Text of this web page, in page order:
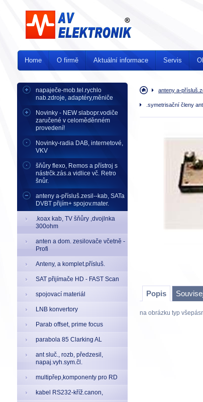
napaječe-mob.tel.rychlo
nab.zdroje, adaptéry,měniče
Novinky - NEW slabopr.vodiče
zaručené v celoměděnném
provedení!
Novinky-radia DAB, internetové,
VKV
šňůry flexo, Remos a přístroj s
nástrčk.zás.a vidlice vč. Retro
šnůr.
anteny a-přísluš.zesil--kab, SATa
DVBT přijím+ spojov.mater.
.koax kab, TV šňůry ,dvojlnka
300ohm
anten a dom. zesilovače včetně -
Profi
Anteny, a komplet.přísluš.
SAT přijímače HD - FAST Scan
spojovací materiál
LNB konvertory
Parab offset, prime focus
parabola 85 Clarking AL
ant sluč., rozb, předzesil,
napaj.vyh.sym.čl.
multipřep,komponenty pro RD
kabel RS232-kříž.canon,
Úvodní
stránka
anteny a-
.symetrisační členy
Popis
na obrázku typ
Home O firmě Aktuální informace Servis